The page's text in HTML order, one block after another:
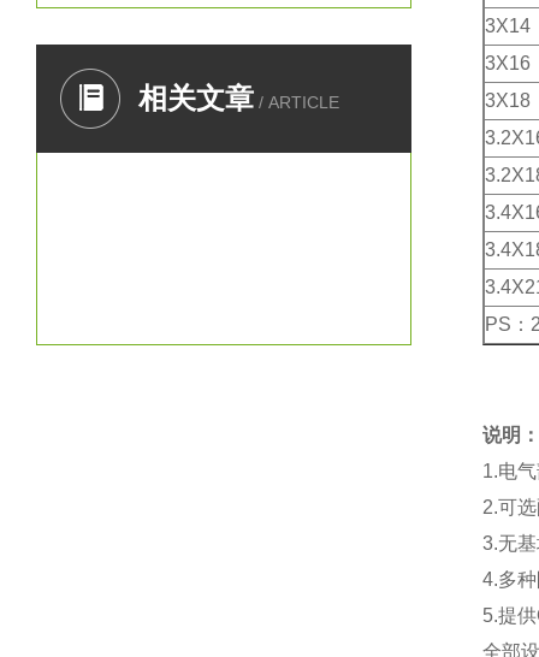
相关文章 / ARTICLE
3X14
3X16
3X18
PS：
说明：
1.电
2.可
3.无
4.多
5.提
全部